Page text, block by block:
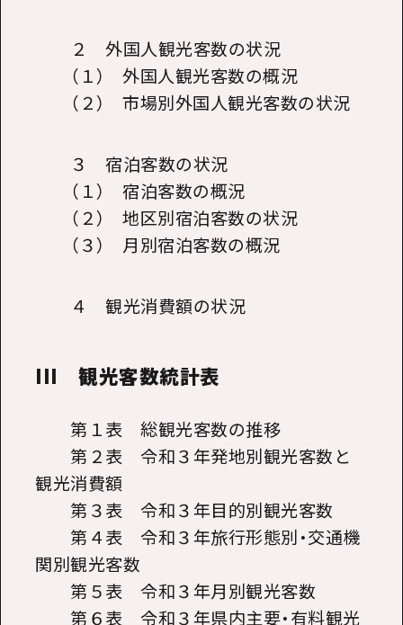
２ 外国人観光客数の状況
（１） 外国人観光客数の概況
（２） 市場別外国人観光客数の状況
３ 宿泊客数の状況
（１） 宿泊客数の概況
（２） 地区別宿泊客数の状況
（３） 月別宿泊客数の概況
４ 観光消費額の状況
III 観光客数統計表
第１表 総観光客数の推移
第２表 令和３年発地別観光客数と
観光消費額
第３表 令和３年目的別観光客数
第４表 令和３年旅行形態別・交通機
関別観光客数
第５表 令和３年月別観光客数
第６表 令和３年県内主要・有料観光